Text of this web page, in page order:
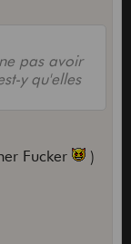
pas avoir
y qu'elles
Fucker )